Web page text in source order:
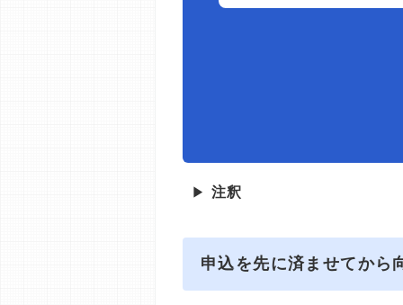
▶ 注釈
申込を先に済ませてから